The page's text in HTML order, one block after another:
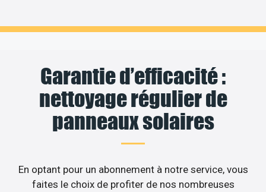
Garantie d’efficacité :
nettoyage régulier de
panneaux solaires
En optant pour un abonnement à notre service, vous
faites le choix de profiter de nos nombreuses